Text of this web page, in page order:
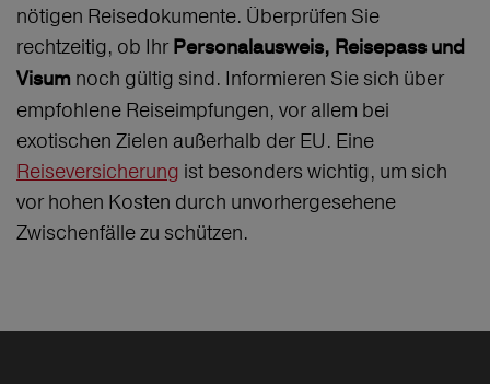
nötigen Reisedokumente. Überprüfen Sie
rechtzeitig, ob Ihr Personalausweis, Reisepass und
Visum noch gültig sind. Informieren Sie sich über
empfohlene Reiseimpfungen, vor allem bei
exotischen Zielen außerhalb der EU. Eine
Reiseversicherung ist besonders wichtig, um sich
vor hohen Kosten durch unvorhergesehene
Zwischenfälle zu schützen.